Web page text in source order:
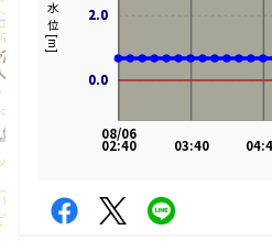
0.0
2.0
水位[m]
0.0
2.0
03:40
08/06
02:40